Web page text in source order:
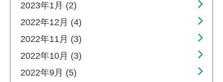
2023年1月 (2)
2022年12月 (4)
2022年11月 (3)
2022年10月 (3)
2022年9月 (5)